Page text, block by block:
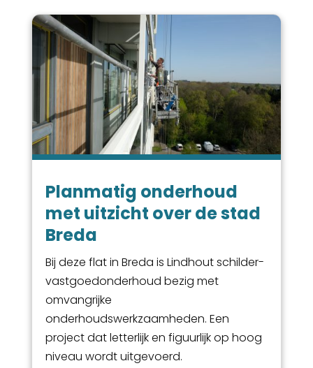
Planmatig onderhoud
met uitzicht over de stad
Breda
Bij deze flat in Breda is Lindhout schilder-
vastgoedonderhoud bezig met
omvangrijke
onderhoudswerkzaamheden. Een
project dat letterlijk en figuurlijk op hoog
niveau wordt uitgevoerd.